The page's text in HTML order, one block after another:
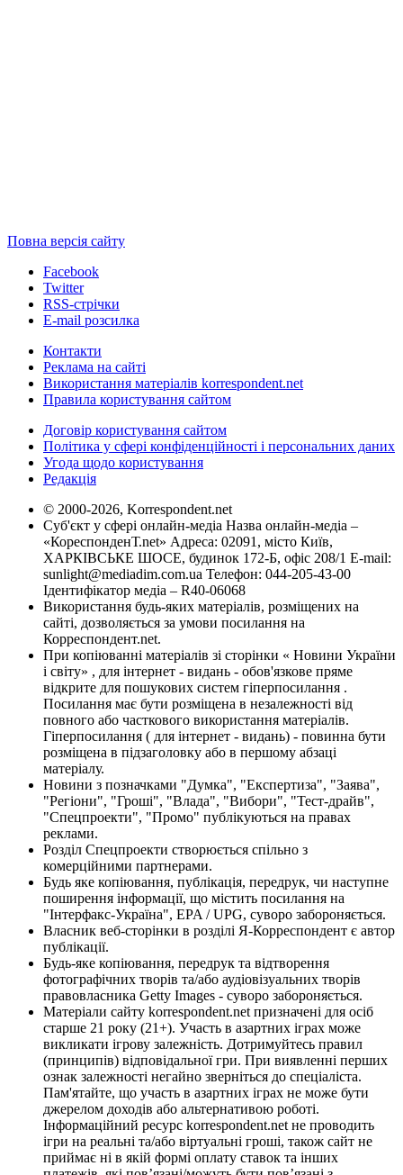
Повна версія сайту
Facebook
Twitter
RSS-стрічки
E-mail розсилка
Контакти
Реклама на сайті
Використання матеріалів korrespondent.net
Правила користування сайтом
Договір користування сайтом
Політика у сфері конфіденційності і персональних даних
Угода щодо користування
Редакція
© 2000-2026, Korrespondent.net
Суб'єкт у сфері онлайн-медіа Назва онлайн-медіа –
«КореспонденТ.net» Адреса: 02091, місто Київ,
ХАРКІВСЬКЕ ШОСЕ, будинок 172-Б, офіс 208/1 E-mail:
sunlight@mediadim.com.ua Телефон: 044-205-43-00
Ідентифікатор медіа – R40-06068
Використання будь-яких матеріалів, розміщених на
сайті, дозволяється за умови посилання на
Корреспондент.net.
При копіюванні матеріалів зі сторінки « Новини України
і світу» , для інтернет - видань - обов'язкове пряме
відкрите для пошукових систем гіперпосилання .
Посилання має бути розміщена в незалежності від
повного або часткового використання матеріалів.
Гіперпосилання ( для інтернет - видань) - повинна бути
розміщена в підзаголовку або в першому абзаці
матеріалу.
Новини з позначками "Думка", "Експертиза", "Заява",
"Регіони", "Гроші", "Влада", "Вибори", "Тест-драйв",
"Спецпроекти", "Промо" публікуються на правах
реклами.
Розділ Спецпроекти створюється спільно з
комерційними партнерами.
Будь яке копіювання, публікація, передрук, чи наступне
поширення інформації, що містить посилання на
"Інтерфакс-Україна", EPA / UPG, суворо забороняється.
Власник веб-сторінки в розділі Я-Корреспондент є автор
публікації.
Будь-яке копіювання, передрук та відтворення
фотографічних творів та/або аудіовізуальних творів
правовласника Getty Images - суворо забороняється.
Матеріали сайту korrespondent.net призначені для осіб
старше 21 року (21+). Участь в азартних іграх може
викликати ігрову залежність. Дотримуйтесь правил
(принципів) відповідальної гри. При виявленні перших
ознак залежності негайно зверніться до спеціаліста.
Пам'ятайте, що участь в азартних іграх не може бути
джерелом доходів або альтернативою роботі.
Інформаційний ресурс korrespondent.net не проводить
ігри на реальні та/або віртуальні гроші, також сайт не
приймає ні в якій формі оплату ставок та інших